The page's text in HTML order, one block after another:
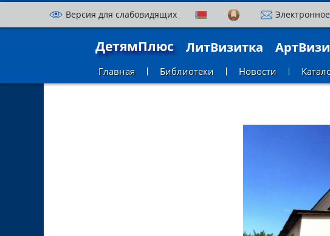
Версия для слабовидящих
ДетямПлюс ЛитВизитка
Главная Библиотеки Новости